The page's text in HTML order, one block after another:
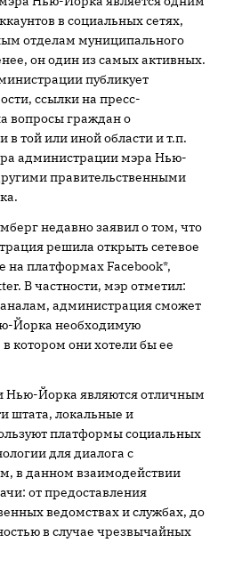
в социальных сетях,
отделам муниципального
он один из самых активных.
публикует
ссылки на пресс-
вопросы граждан о
в той или иной области и т.п.
администрации мэра Нью-
правительственными
недавно заявил о том, что
решила открыть сетевое
платформах Facebook*,
В частности, мэр отметил:
администрация сможет
Йорка необходимую
котором они хотели бы ее
Нью-Йорка являются отличным
штата, локальные и
платформы социальных
для диалога с
в данном взаимодействии
от предоставления
ведомствах и службах, до
в случае чрезвычайных